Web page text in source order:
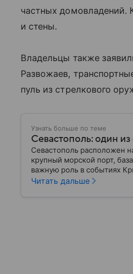
частных домовладений.
и стены.
Владельцы также
Развожаев,
пуль из стрелкового
Узнать больше по теме
Севастополь: один
Севастополь расположен
крупный морской порт,
важную роль в событиях
материале — главное об
Читать дальше